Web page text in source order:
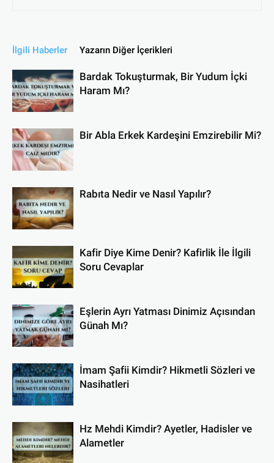
İlgili Haberler Yazarın Diğer İçerikleri
Bardak Tokuşturmak, Bir Yudum İçki
Haram Mı?
Bir Abla Erkek Kardeşini Emzirebilir Mi?
Rabıta Nedir ve Nasıl Yapılır?
Kafir Diye Kime Denir? Kafirlik İle İlgili
Soru Cevaplar
Eşlerin Ayrı Yatması Dinimiz Açısından
Günah Mı?
İmam Şafii Kimdir? Hikmetli Sözleri ve
Nasihatleri
Hz Mehdi Kimdir? Ayetler, Hadisler ve
Alametler